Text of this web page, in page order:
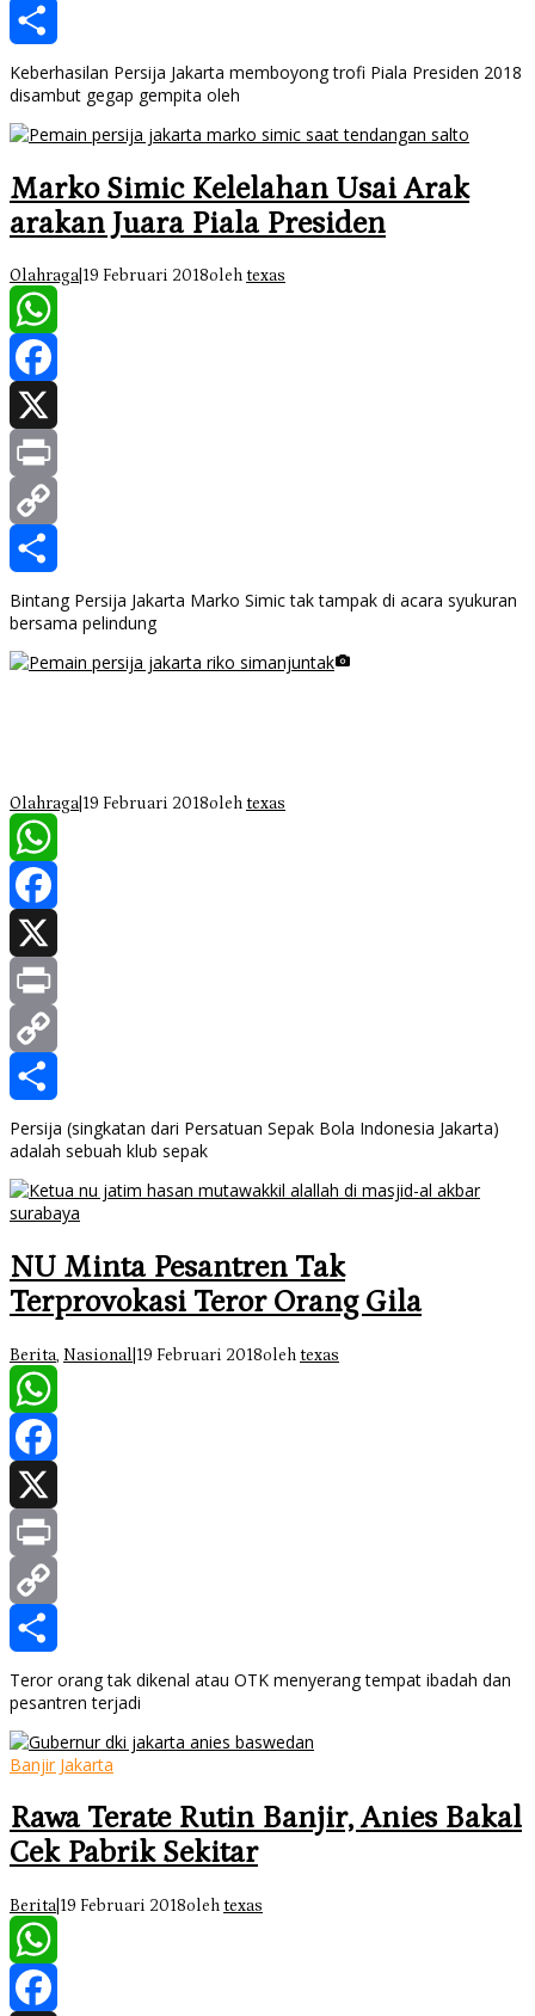
Copy
Link
Share
Keberhasilan Persija Jakarta memboyong trofi Piala Presiden 2018
disambut gegap gempita oleh
Marko Simic Kelelahan Usai Arak
arakan Juara Piala Presiden
Olahraga 19 Februari 2018oleh texas
WhatsApp
Facebook
X
Print
Copy
Link
Share
Bintang Persija Jakarta Marko Simic tak tampak di acara syukuran
bersama pelindung
Olahraga 19 Februari 2018oleh texas
WhatsApp
Facebook
X
Print
Copy
Link
Share
Persija (singkatan dari Persatuan Sepak Bola Indonesia Jakarta)
adalah sebuah klub sepak
NU Minta Pesantren Tak
Terprovokasi Teror Orang Gila
Berita, Nasional 19 Februari 2018oleh texas
WhatsApp
Facebook
X
Print
Copy
Link
Share
Teror orang tak dikenal atau OTK menyerang tempat ibadah dan
pesantren terjadi
Banjir Jakarta
Rawa Terate Rutin Banjir, Anies Bakal
Cek Pabrik Sekitar
Berita 19 Februari 2018oleh texas
WhatsApp